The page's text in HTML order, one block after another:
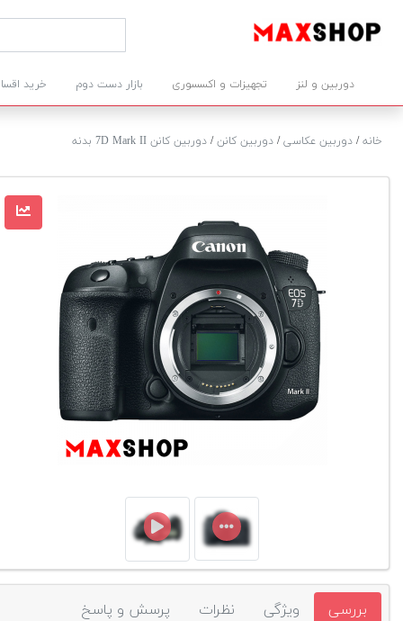
دوربین و لنز تجهیزات و اکسسوری بازار دست دوم خرید
خانه/ دوربین عکاسی/ دوربین کانن/ دوربین کانن 7D Mark II بدنه
بررسی ویژگی نظرات پرسش و پاسخ